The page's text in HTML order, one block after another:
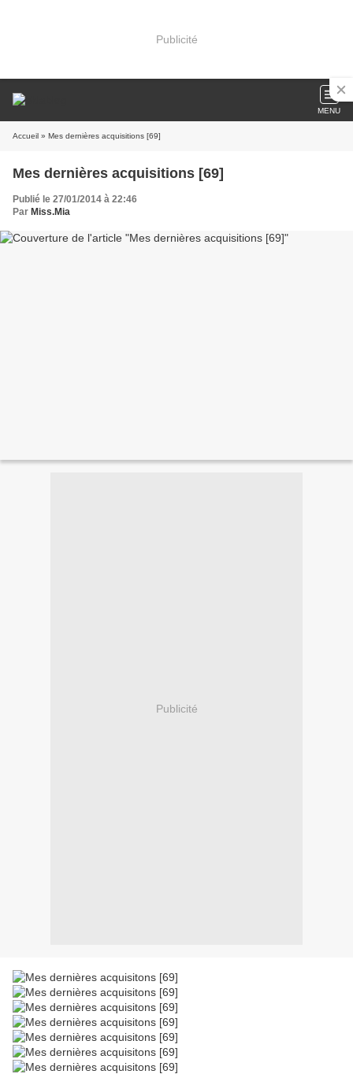
Publicité
MENU
Accueil » Mes dernières acquisitions [69]
Mes dernières acquisitions [69]
Publié le 27/01/2014 à 22:46
Par Miss.Mia
Publicité